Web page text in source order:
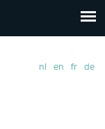
nl en fr de